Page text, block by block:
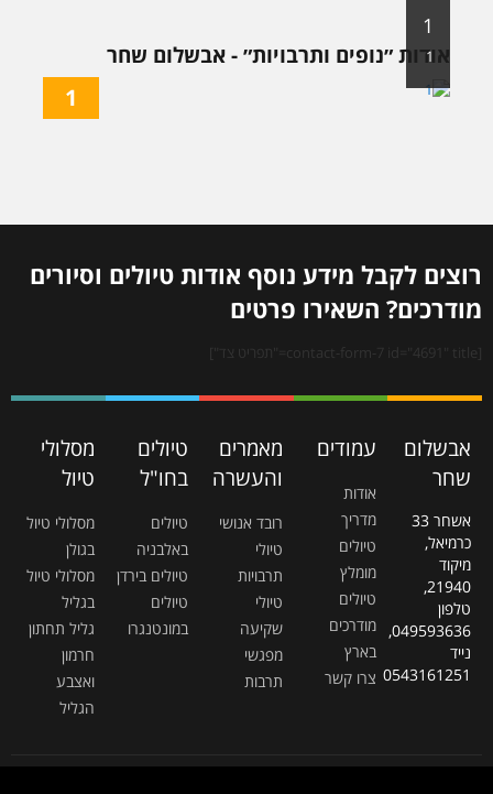
אודות ״נופים ותרבויות״ - אבשלום שחר
1
1
1
רוצים לקבל מידע נוסף אודות טיולים וסיורים
מודרכים? השאירו פרטים
[contact-form-7 id="4691" title="תפריט צד"]
אבשלום
שחר
אשחר 33
כרמיאל,
מיקוד
21940,
טלפון
049593636,
נייד
0543161251
עמודים
אודות
מדריך
טיולים
מומלץ
טיולים
מודרכים
בארץ
צרו קשר
מאמרים
והעשרה
רובד אנושי
טיולי
תרבויות
טיולי
שקיעה
מפגשי
תרבות
טיולים
בחו"ל
טיולים
באלבניה
טיולים בירדן
טיולים
במונטנגרו
מסלולי
טיול
מסלולי טיול
בגולן
מסלולי טיול
בגליל
גליל תחתון
חרמון
ואצבע
הגליל